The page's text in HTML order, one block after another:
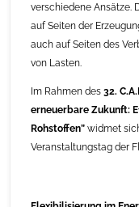
verschiedene Ansätze.
auf Seiten der
auch auf Seiten des
von Lasten.
Im Rahmen des32.
erneuerbare Zukunft:
Rohstoffen” widmet
Veranstaltungstag der